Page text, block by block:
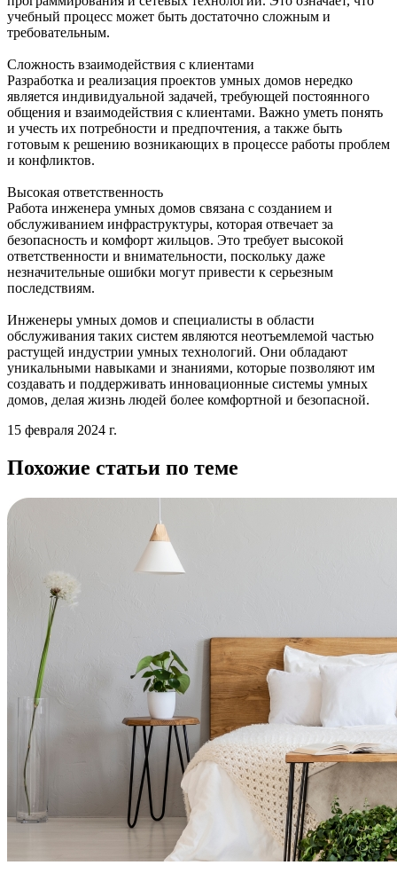
учебный процесс может быть достаточно сложным и
требовательным.
Сложность взаимодействия с клиентами
Разработка и реализация проектов умных домов нередко
является индивидуальной задачей, требующей постоянного
общения и взаимодействия с клиентами. Важно уметь понять
и учесть их потребности и предпочтения, а также быть
готовым к решению возникающих в процессе работы проблем
и конфликтов.
Высокая ответственность
Работа инженера умных домов связана с созданием и
обслуживанием инфраструктуры, которая отвечает за
безопасность и комфорт жильцов. Это требует высокой
ответственности и внимательности, поскольку даже
незначительные ошибки могут привести к серьезным
последствиям.
Инженеры умных домов и специалисты в области
обслуживания таких систем являются неотъемлемой частью
растущей индустрии умных технологий. Они обладают
уникальными навыками и знаниями, которые позволяют им
создавать и поддерживать инновационные системы умных
домов, делая жизнь людей более комфортной и безопасной.
15 февраля 2024 г.
Похожие статьи по теме